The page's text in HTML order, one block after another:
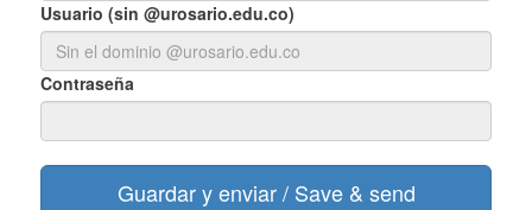
Usuario (sin @urosario.edu.co)
Contraseña